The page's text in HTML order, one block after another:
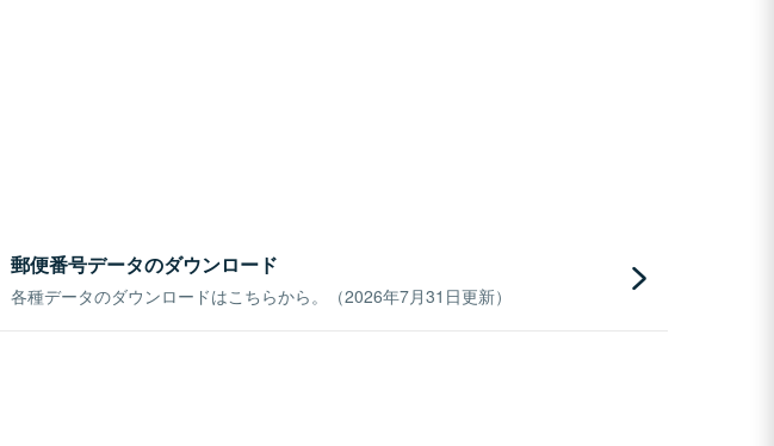
郵便番号データのダウンロード
各種データのダウンロードはこちらから。（2026年7月31日更新）